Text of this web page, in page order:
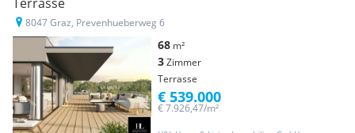
8047 Graz, Prevenhueberweg 6
68 m²
3Zimmer
Terrasse
€ 7.926,47/m²
€ 539.000